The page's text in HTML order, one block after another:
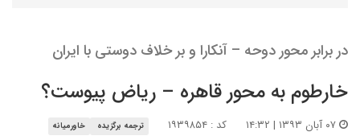
در برابر محور دوحه – آنکارا و بر خلاف دوستی با ایران
خارطوم به محور قاهره – ریاض پیوست؟
کد : ۱۹۳۹۸۵۴ ترجمه برگزیده خاورمیانه